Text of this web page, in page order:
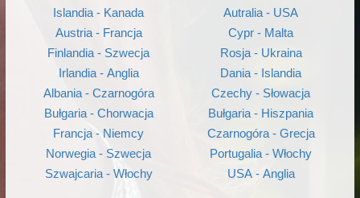
Islandia - Kanada
Austria - Francja
Finlandia - Szwecja
Irlandia - Anglia
Albania - Czarnogóra
Bułgaria - Chorwacja
Francja - Niemcy
Norwegia - Szwecja
Szwajcaria - Włochy
Autralia - USA
Cypr - Malta
Rosja - Ukraina
Dania - Islandia
Czechy - Słowacja
Bułgaria - Hiszpania
Czarnogóra - Grecja
Portugalia - Włochy
USA - Anglia